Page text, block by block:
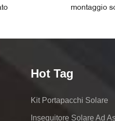
montaggio
Hot Tag
Kit Portapacchi Solare
Inseguitore Solare Ad